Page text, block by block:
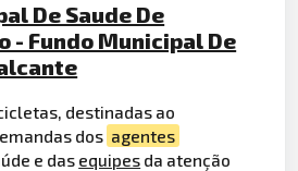
De Saude De
- Fundo Municipal De
destinadas ao
dos agentes
e das equipes da atenção